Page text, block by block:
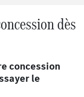
dès
concession
le